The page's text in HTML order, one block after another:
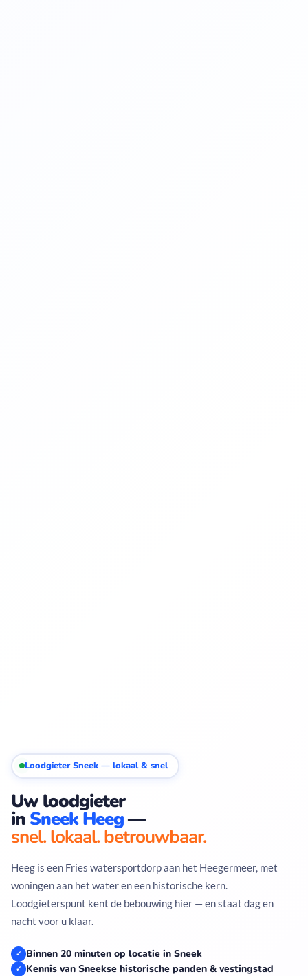
Loodgieter Sneek — lokaal & snel
Uw loodgieter
in Sneek Heeg—
snel. lokaal. betrouwbaar.
Heeg is een Fries watersportdorp aan het Heegermeer, met
woningen aan het water en een historische kern.
Loodgieterspunt kent de bebouwing hier — en staat dag en
nacht voor u klaar.
✓ Binnen 20 minuten op locatie in Sneek
✓ Kennis van Sneekse historische panden & vestingstad